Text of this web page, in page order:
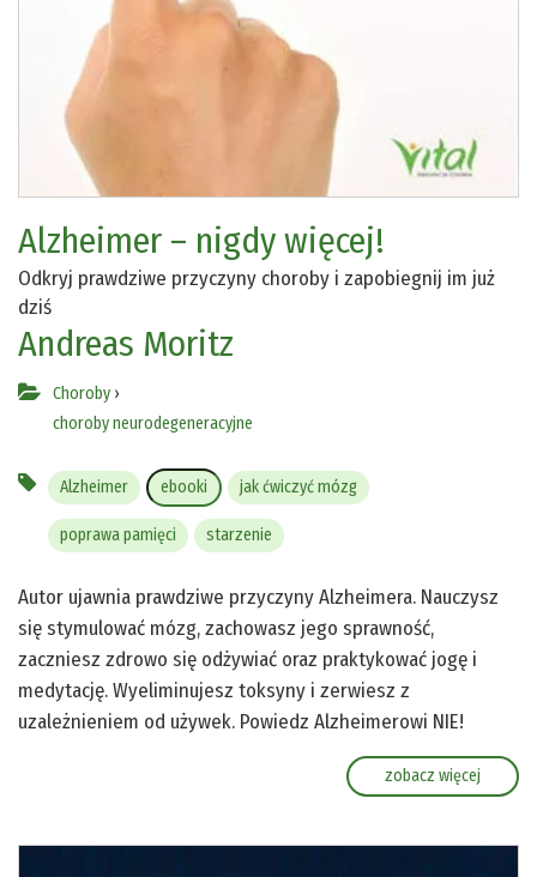
Alzheimer – nigdy więcej!
Odkryj prawdziwe przyczyny choroby i zapobiegnij im już
dziś
Andreas Moritz
Choroby ›
choroby neurodegeneracyjne
Alzheimer ebooki jak ćwiczyć mózg
poprawa pamięci starzenie
Autor ujawnia prawdziwe przyczyny Alzheimera. Nauczysz
się stymulować mózg, zachowasz jego sprawność,
zaczniesz zdrowo się odżywiać oraz praktykować jogę i
medytację. Wyeliminujesz toksyny i zerwiesz z
uzależnieniem od używek. Powiedz Alzheimerowi NIE!
zobacz więcej